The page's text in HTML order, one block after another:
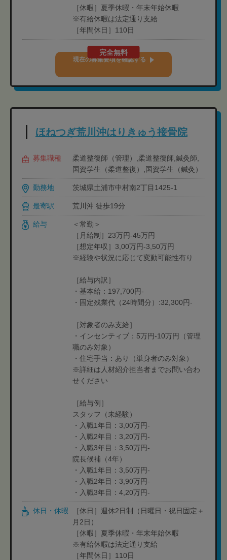
［休暇］夏季休暇・年末年始休暇
※有給休暇は法定通り支給
［年間休日］110日
完全無料
現在の募集要項を確認する
ほねつぎ荒川沖はりきゅう接骨院
募集職種
柔道整復師（管理）,柔道整復師,鍼灸師,
国資学生（柔道整復）,国資学生（鍼灸）
勤務地 茨城県土浦市中村南2丁目1425-1
最寄駅 荒川沖 徒歩19分
給与
＜常勤＞
［月給制］23万円-45万円
［想定年収］3,00万円-3,50万円
※経験や状況に応じて変動可能性有り
［給与内訳］
・基本給：197,700円-
・固定残業代（24時間分）:32,300円-
［対象者のみ支給］
・インセンティブ：5万円-10万円（管理
職のみ対象）
・住宅手当：あり（単身者のみ対象）
※詳細は人材紹介担当者までお問い合わ
せください
［給与例］
スタッフ（未経験）
・入職1年目：3,00万円-
・入職2年目：3,20万円-
・入職3年目：3,50万円-
院長候補（4年）
・入職1年目：3,50万円-
・入職2年目：3,90万円-
・入職3年目：4,20万円-
休日・休暇
［休日］週休2日制（日曜日・祝日固定＋
月2日）
［休暇］夏季休暇・年末年始休暇
※有給休暇は法定通り支給
［年間休日］110日